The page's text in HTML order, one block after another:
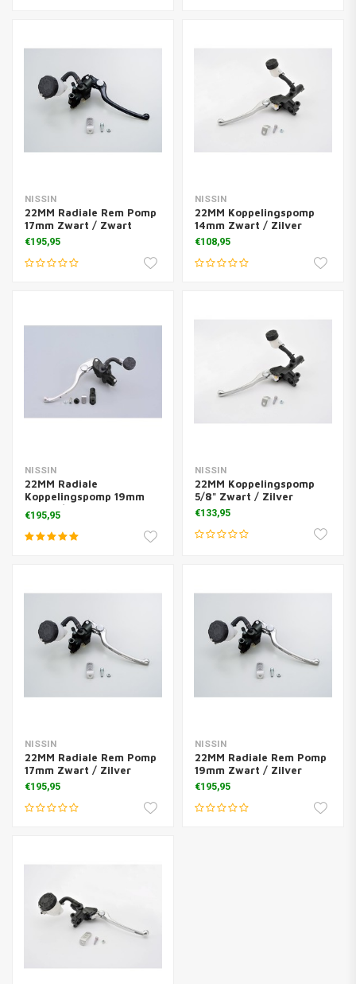
NISSIN
22MM Radiale Rem Pomp
17mm Zwart / Zwart
€195,95
NISSIN
22MM Koppelingspomp
14mm Zwart / Zilver
€108,95
NISSIN
22MM Radiale
Koppelingspomp 19mm
Zwart / Zilver
€195,95
NISSIN
22MM Koppelingspomp
5/8" Zwart / Zilver
€133,95
NISSIN
22MM Radiale Rem Pomp
17mm Zwart / Zilver
€195,95
NISSIN
22MM Radiale Rem Pomp
19mm Zwart / Zilver
€195,95